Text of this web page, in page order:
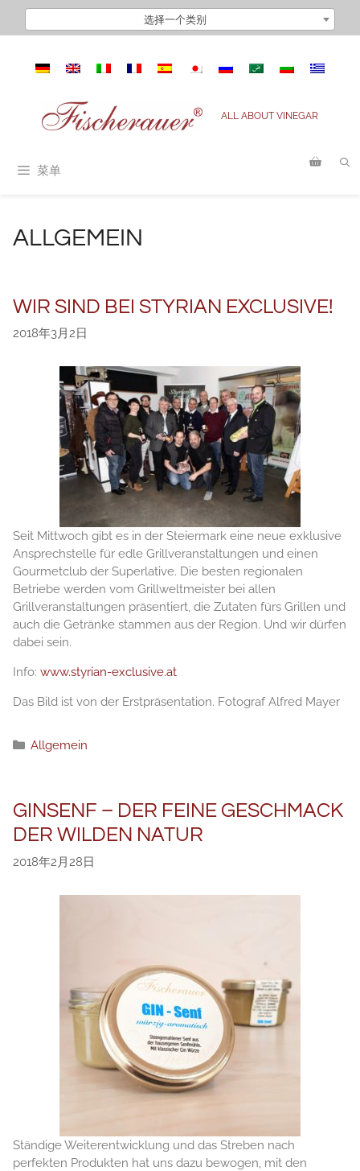
选择一个类别
ALL ABOUT VINEGAR
菜单
ALLGEMEIN
WIR SIND BEI STYRIAN EXCLUSIVE!
2018年3月2日
Seit Mittwoch gibt es in der Steiermark eine neue exklusive
Ansprechstelle für edle Grillveranstaltungen und einen
Gourmetclub der Superlative. Die besten regionalen
Betriebe werden vom Grillweltmeister bei allen
Grillveranstaltungen präsentiert, die Zutaten fürs Grillen und
auch die Getränke stammen aus der Region. Und wir dürfen
dabei sein.
Info: www.styrian-exclusive.at
Das Bild ist von der Erstpräsentation. Fotograf Alfred Mayer
分
Allgemein
GINSENF – DER FEINE GESCHMACK
DER WILDEN NATUR
2018年2月28日
Ständige Weiterentwicklung und das Streben nach
perfekten Produkten hat uns dazu bewogen, mit den